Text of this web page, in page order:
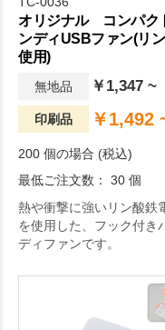
オリジナル コンパク
ンディUSBファン(リ
使用)
無地品 ￥1,347 ~
印刷品 ￥1,492
200 個の場合 (税込)
最低ご注文数： 30 個
熱や衝撃に強いリン酸鉄
を使用した、フック付き
ディファンです。